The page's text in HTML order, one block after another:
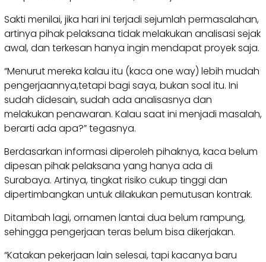
Sakti menilai, jika hari ini terjadi sejumlah permasalahan,
artinya pihak pelaksana tidak melakukan analisasi sejak
awal, dan terkesan hanya ingin mendapat proyek saja.
“Menurut mereka kalau itu (kaca one way) lebih mudah
pengerjaannya,tetapi bagi saya, bukan soal itu. Ini
sudah didesain, sudah ada analisasnya dan
melakukan penawaran. Kalau saat ini menjadi masalah,
berarti ada apa?” tegasnya.
Berdasarkan informasi diperoleh pihaknya, kaca belum
dipesan pihak pelaksana yang hanya ada di
Surabaya. Artinya, tingkat risiko cukup tinggi dan
dipertimbangkan untuk dilakukan pemutusan kontrak.
Ditambah lagi, ornamen lantai dua belum rampung,
sehingga pengerjaan teras belum bisa dikerjakan.
“Katakan pekerjaan lain selesai, tapi kacanya baru